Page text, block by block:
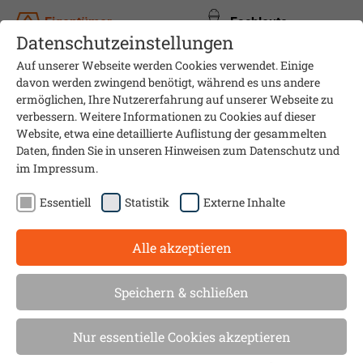
Eigentümer Fachleute
Etagenheizung kaputt? Diese
Regeln und Fristen gelten
künftig beim Einbau einer
Datenschutzeinstellungen
Auf unserer Webseite werden Cookies verwendet. Einige
davon werden zwingend benötigt, während es uns andere
ermöglichen, Ihre Nutzererfahrung auf unserer Webseite zu
verbessern. Weitere Informationen zu Cookies auf dieser
Website, etwa eine detaillierte Auflistung der gesammelten
Daten, finden Sie in unseren Hinweisen zum Datenschutzund
im Impressum.
Essentiell Statistik Externe Inhalte
Alle akzeptieren
Speichern & schließen
Nur essentielle Cookies akzeptieren